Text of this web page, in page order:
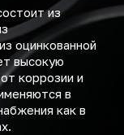
из
оцинкованной
высокую
коррозии и
в
как в